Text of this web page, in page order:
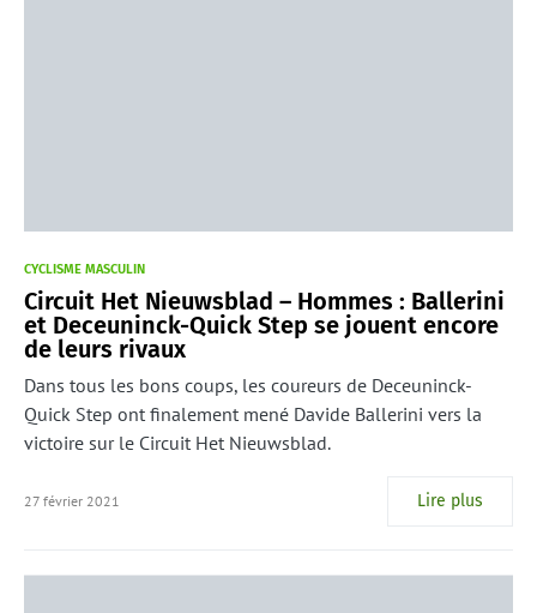
CYCLISME MASCULIN
Circuit Het Nieuwsblad – Hommes : Ballerini
et Deceuninck-Quick Step se jouent encore
de leurs rivaux
Dans tous les bons coups, les coureurs de Deceuninck-
Quick Step ont finalement mené Davide Ballerini vers la
victoire sur le Circuit Het Nieuwsblad.
27 février 2021 Lire plus